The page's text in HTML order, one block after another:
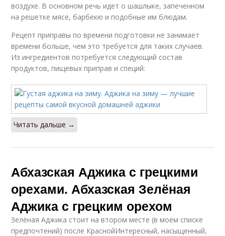
воздухе. В основном речь идет о шашлыке, запеченном
на решетке мясе, барбекю и подобные им блюдам.
Рецепт приправы по времени подготовки не занимает
времени больше, чем это требуется для таких случаев.
Из ингредиентов потребуется следующий состав
продуктов, пищевых приправ и специй:
Читать дальше →
Абхазская Аджика с грецкими
орехами. Абхазская Зелёная
Аджика с грецким орехом
Зелёная Аджика стоит на втором месте (в моём списке
предпочтений) после КраснойИнтересный, насыщенный,